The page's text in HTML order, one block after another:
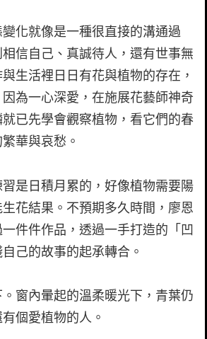
變化就像是一種很直接的溝通過
信自己、真誠待人，還有世事無
生活裡日日有花與植物的存在，
為一心深愛，在施展花藝師神奇
已先學會觀察植物，看它們的春
華與哀愁。
是日積月累的，好像植物需要陽
花結果。不預期多久時間，廖恩
件件作品，透過一手打造的「凹
己的故事的起承轉合。
窗內暈起的溫柔暖光下，青葉仍
個愛植物的人。